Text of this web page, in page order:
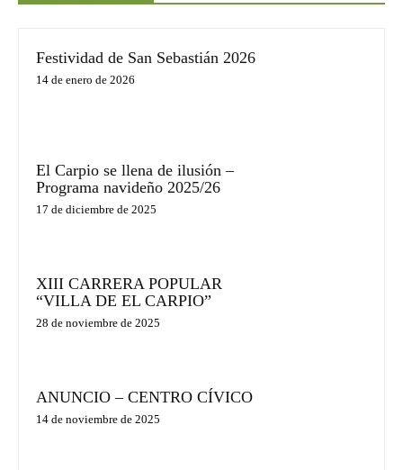
Festividad de San Sebastián 2026
14 de enero de 2026
El Carpio se llena de ilusión –
Programa navideño 2025/26
17 de diciembre de 2025
XIII CARRERA POPULAR
“VILLA DE EL CARPIO”
28 de noviembre de 2025
ANUNCIO – CENTRO CÍVICO
14 de noviembre de 2025